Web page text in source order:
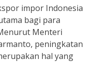
impor Indonesia
bagi para
Menteri
peningkatan
hal yang